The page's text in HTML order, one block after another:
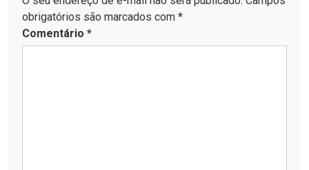
obrigatórios são marcados com *
Comentário *